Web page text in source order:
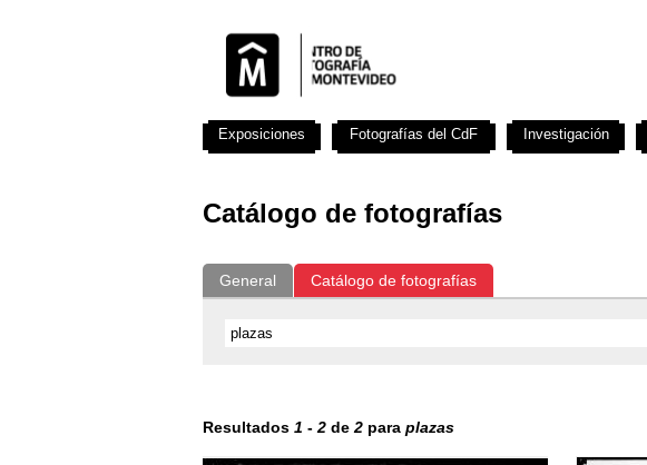
Catálogo de fotografías
General Catálogo de fotografías
Resultados 1 - 2 de 2 para plazas
Exposiciones Fotografías del CdF Investigación